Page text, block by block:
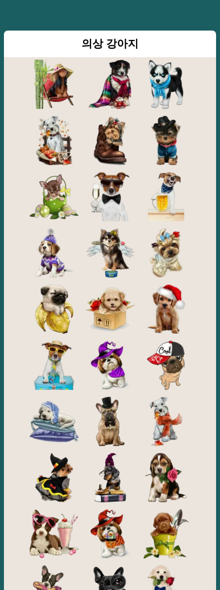
의상 강아지